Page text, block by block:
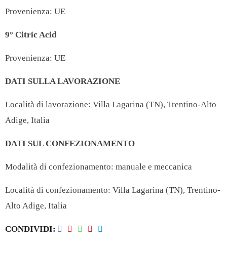
Provenienza: UE
9° Citric Acid
Provenienza: UE
DATI SULLA LAVORAZIONE
Località di lavorazione: Villa Lagarina (TN), Trentino-Alto
Adige, Italia
DATI SUL CONFEZIONAMENTO
Modalità di confezionamento: manuale e meccanica
Località di confezionamento: Villa Lagarina (TN), Trentino-
Alto Adige, Italia
CONDIVIDI